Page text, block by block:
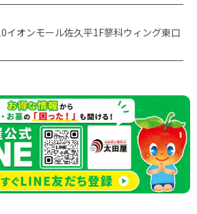
イオンモール佐久平1F蓼科ウィング東口